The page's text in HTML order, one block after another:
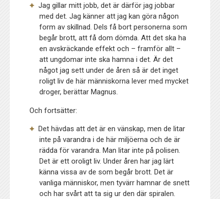
Jag gillar mitt jobb, det är därför jag jobbar
med det. Jag känner att jag kan göra någon
form av skillnad. Dels få bort personerna som
begår brott, att få dom dömda. Att det ska ha
en avskräckande effekt och – framför allt –
att ungdomar inte ska hamna i det. Är det
något jag sett under de åren så är det inget
roligt liv de här människorna lever med mycket
droger, berättar Magnus.
Och fortsätter:
Det hävdas att det är en vänskap, men de litar
inte på varandra i de här miljöerna och de är
rädda för varandra. Man litar inte på polisen.
Det är ett oroligt liv. Under åren har jag lärt
känna vissa av de som begår brott. Det är
vanliga människor, men tyvärr hamnar de snett
och har svårt att ta sig ur den där spiralen.